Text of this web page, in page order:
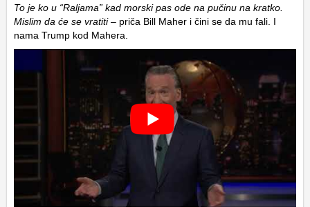
To je ko u “Raljama” kad morski pas ode na pučinu na kratko.
Mislim da će se vratiti– priča Bill Maher i čini se da mu fali. I
nama Trump kod Mahera.